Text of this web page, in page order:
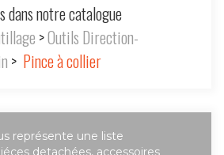
dans notre catalogue
>Outils Direction-
> Pince à collier
représente une liste
detachées, accessoires